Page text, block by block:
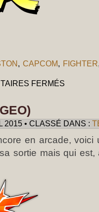
, CAPCOM, FIGHTER
FERMÉS
2015 • CLASSÉ DANS :
en arcade, voici
sortie mais qui